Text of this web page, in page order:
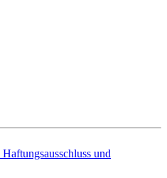
Haftungsausschluss und